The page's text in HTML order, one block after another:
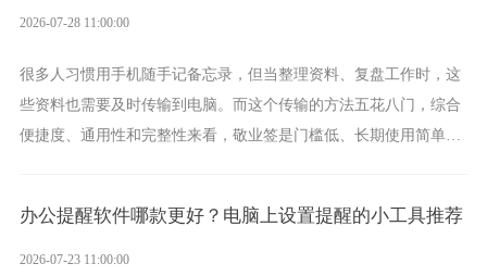
2026-07-28 11:00:00
很多人习惯用手机随手记备忘录，但当整理资料、复盘工作时，这
些资料也需要及时传输到电脑。而这个传输的方法五花八门，综合
便捷度、通用性和完整性来看，敬业签是门槛低、长期使用简单的
办公提醒软件哪款更好？电脑上设置提醒的小工具推荐
2026-07-23 11:00:00